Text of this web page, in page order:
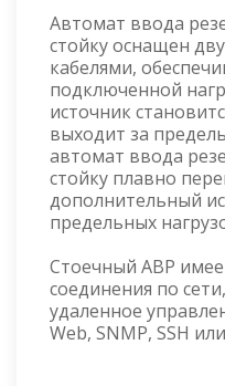
Автомат ввода
стойку оснащен
кабелями,
подключенной
источник
выходит за
автомат ввода
стойку плавно
дополнительный
предельных
Стоечный АВР
соединения по
удаленное
Web, SNMP, SSH